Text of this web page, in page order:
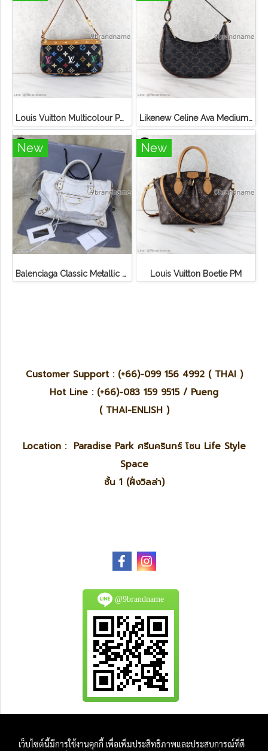
Louis Vuitton Multicolour Pochette Canvas Likenew Celine Ava Medium Triomphe Canvas
New
Balenciaga Classic Metallic Edge City Bag
New
Louis Vuitton Boetie PM
Customer Support : (+66)-099 156 4992 ( THAI )
Hot Line : (+66)-083 159 9515 / Pueng
( THAI-ENLISH )
Location : Paradise Park ศรีนครินทร์ โซน Life Style
Space
ชั้น 1 (ฝั่งวิลล่า)
@9brandname
And
เว็บไซต์นี้มีการใช้งานคุกกี้ เพื่อเพิ่มประสิทธิภาพและประสบการณ์ที่ดี